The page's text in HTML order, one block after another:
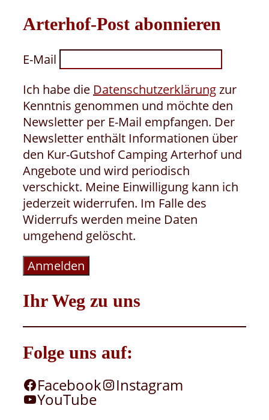
Arterhof-Post abonnieren
E-Mail
Ich habe die Datenschutzerklärungzur
Kenntnis genommen und möchte den
Newsletter per E-Mail empfangen. Der
Newsletter enthält Informationen über
den Kur-Gutshof Camping Arterhof und
Angebote und wird periodisch
verschickt. Meine Einwilligung kann ich
jederzeit widerrufen. Im Falle des
Widerrufs werden meine Daten
umgehend gelöscht.
Anmelden
Ihr Weg zu uns
Folge uns auf:
Facebook
Instagram
YouTube